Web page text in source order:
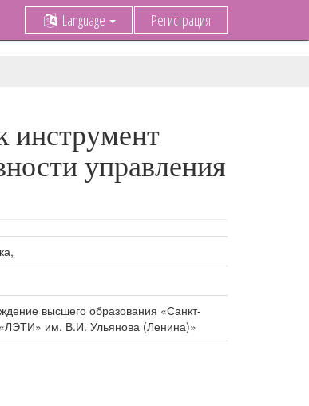
Language Регистрация
инструмент
управления
высшего образования «Санкт-
«ЛЭТИ» им. В.И. Ульянова (Ленина)»